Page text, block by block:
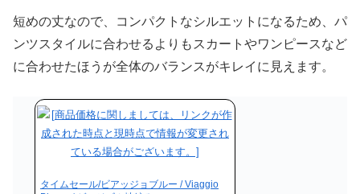
短めの丈なので、コンパクトなシルエットになるため、パ
ンツスタイルに合わせるよりもスカートやワンピースなど
に合わせたほうが全体のバランスがキレイに見えます。
タイムセール/ビアッジョブルー / Viaggio